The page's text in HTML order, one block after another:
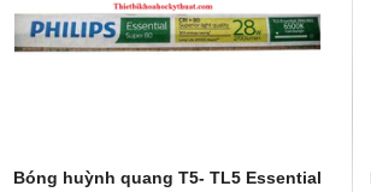
Bóng huỳnh quang T5- TL5 Essential